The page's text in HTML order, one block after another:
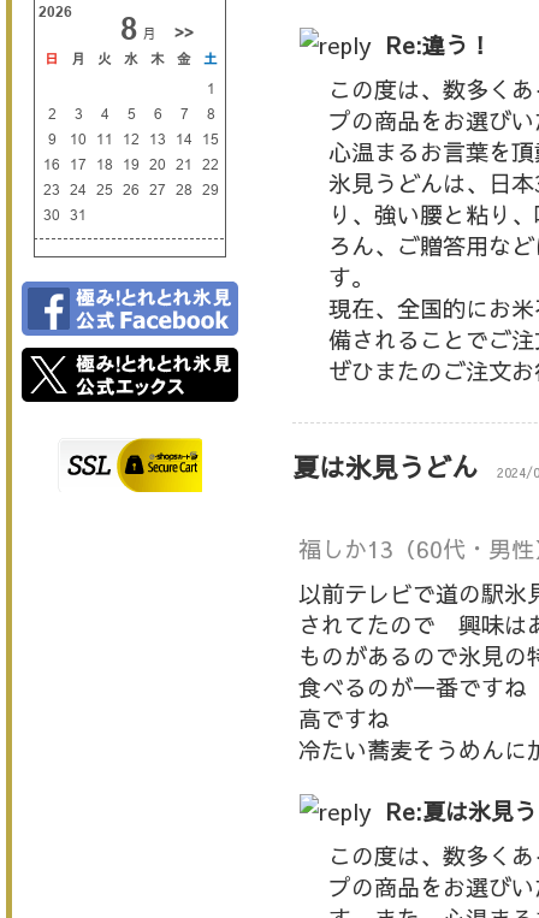
Re:違う！
この度は、数多く
プの商品をお選び
心温まるお言葉を
氷見うどんは、日
り、強い腰と粘り
ろん、ご贈答用な
す。
現在、全国的にお
備されることでご
ぜひまたのご注文
夏は氷見うどん 2024/
福しか13 （60代・男
以前テレビで道の駅
されてたので 興味は
ものがあるので氷見
食べるのが一番です
高ですね
冷たい蕎麦そうめんに
Re:夏は氷見
この度は、数多く
プの商品をお選び